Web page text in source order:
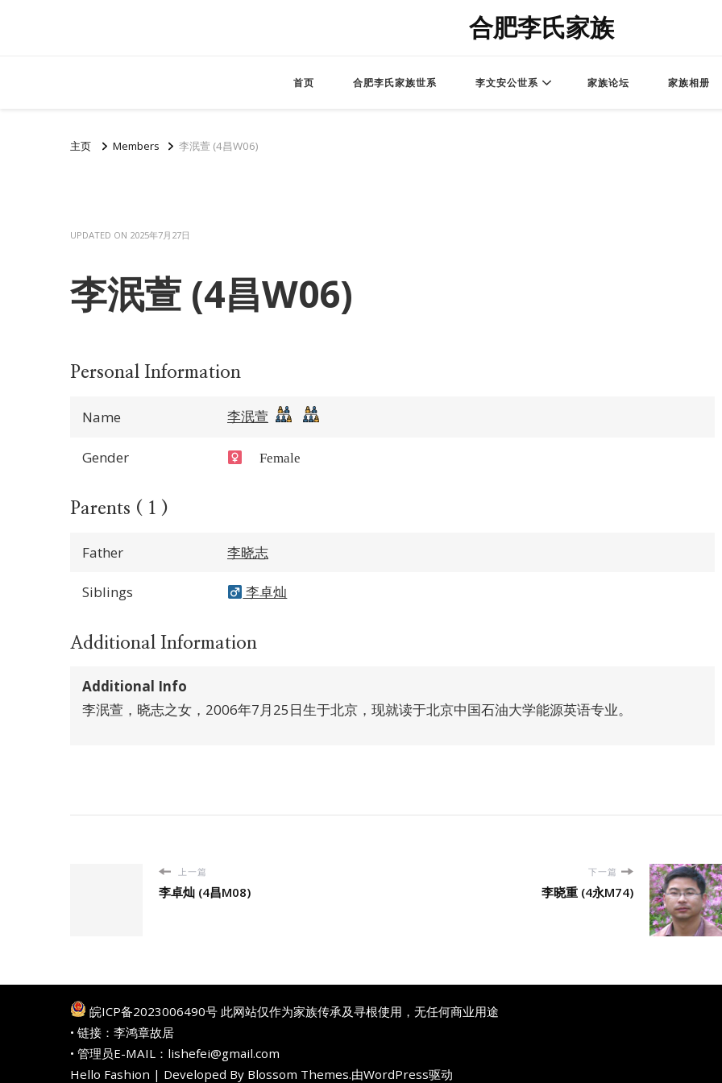
合肥李氏家族
首页 合肥李氏家族世系 李文安公世系 家族论坛 家族相册
主页 Members 李泯萱 (4昌W06)
UPDATED ON 2025年7月27日
李泯萱 (4昌W06)
Personal Information
Name 李泯萱
Gender Female
Parents ( 1 )
Father 李晓志
Siblings 李卓灿
Additional Information
Additional Info
李泯萱，晓志之女，2006年7月25日生于北京，现就读于北京中国石油大学能源英语专业。
上一篇
李卓灿 (4昌M08)
下一篇
李晓重 (4永M74)
皖ICP备2023006490号 此网站仅作为家族传承及寻根使用，无任何商业用途
• 链接： 李鸿章故居
• 管理员E-MAIL：lishefei@gmail.com
Hello Fashion | Developed By Blossom Themes.由WordPress驱动